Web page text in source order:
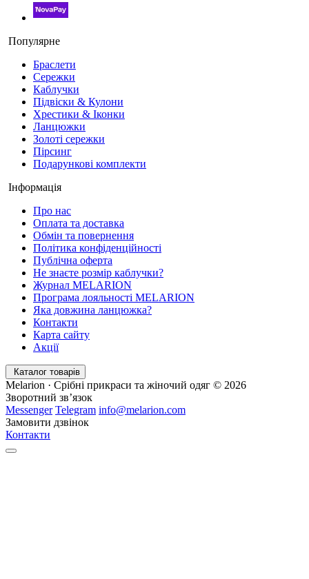
Популярне
Браслети
Сережки
Каблучки
Підвіски & Кулони
Хрестики & Іконки
Ланцюжки
Золоті сережки
Пірсинг
Подарункові комплекти
Інформація
Про нас
Оплата та доставка
Обмін та повернення
Політика конфіденційності
Публічна оферта
Не знаєте розмір каблучки?
Журнал MELARION
Програма лояльності MELARION
Яка довжина ланцюжка?
Контакти
Карта сайту
Акції
Каталог товарів
Melarion · Срібні прикраси та жіночий одяг © 2026
Зворотний зв’язок
Messenger Telegram info@melarion.com
Замовити дзвінок
Контакти